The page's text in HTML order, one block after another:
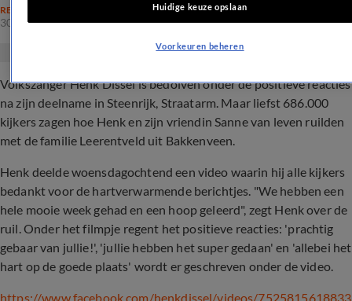
REALITY
30 okt 2019, 11:45
Volkszanger Henk Dissel is bedolven onder de positieve reacties
na zijn deelname in Steenrijk, Straatarm. Maar liefst 686.000
kijkers zagen hoe Henk en zijn vriendin Sanne van leven ruilden
met de familie Leerentveld uit Bakkenveen.
Henk deelde woensdagochtend een video waarin hij alle kijkers
bedankt voor de hartverwarmende berichtjes. "We hebben een
hele mooie week gehad en een hoop geleerd", zegt Henk over de
ruil. Onder het filmpje regent het positieve reacties: 'prachtig
gebaar van jullie!', 'jullie hebben het super gedaan' en 'allebei het
hart op de goede plaats' wordt er geschreven onder de video.
https://www.facebook.com/henkdissel/videos/
Huidige keuze opslaan
Voorkeuren beheren